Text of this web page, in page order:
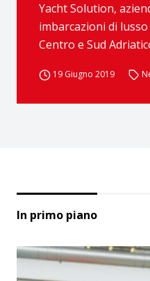
Yacht Solution,
imbarcazioni di
Centro e Sud
19 Giugno 2019
In primo piano